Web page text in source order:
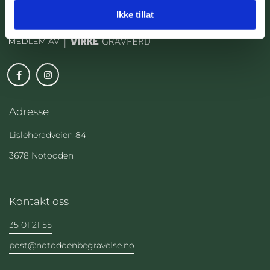
Ikke tillat
Adresse
Lisleheradveien 84
3678 Notodden
Kontakt oss
35 01 21 55
post@notoddenbegravelse.no